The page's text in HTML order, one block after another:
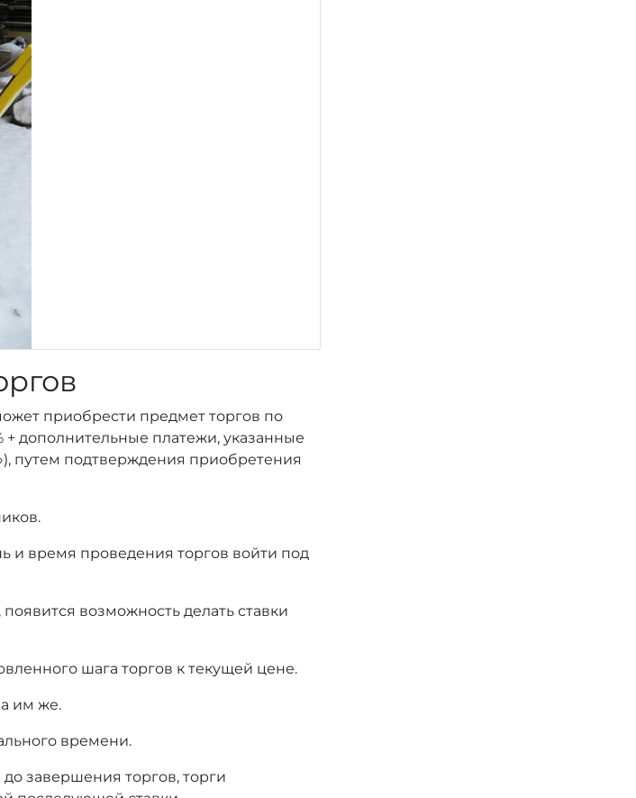
приобрести предмет торгов по
+ дополнительные платежи, указанные
путем подтверждения приобретения
и время проведения торгов войти под
возможность делать ставки
шага торгов к текущей цене.
им же.
времени.
завершения торгов, торги